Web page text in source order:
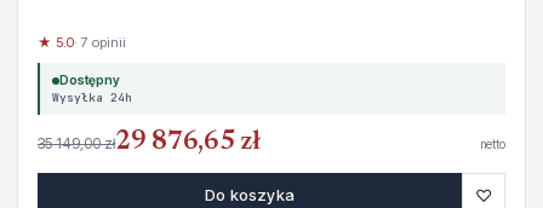
★ 5.0· 7 opinii
Dostępny
Wysyłka 24h
35 149,00 zł29 876,65 zł netto
Do koszyka ♡